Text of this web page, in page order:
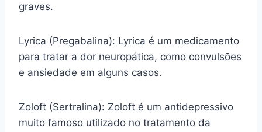
graves.
Lyrica (Pregabalina): Lyrica é um medicamento
para tratar a dor neuropática, como convulsões
e ansiedade em alguns casos.
Zoloft (Sertralina): Zoloft é um antidepressivo
muito famoso utilizado no tratamento da